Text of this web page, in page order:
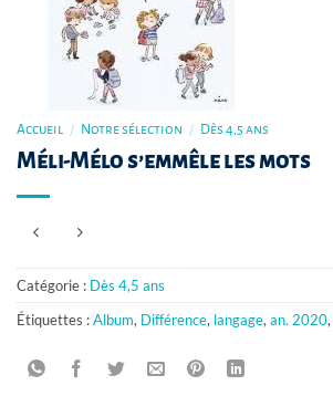
Accueil / Notre sélection / Dès 4,5 ans
Méli-Mélo s’emmêle les mots
Catégorie : Dès 4,5 ans
Étiquettes :Album, Différence, langage,an. 2020,